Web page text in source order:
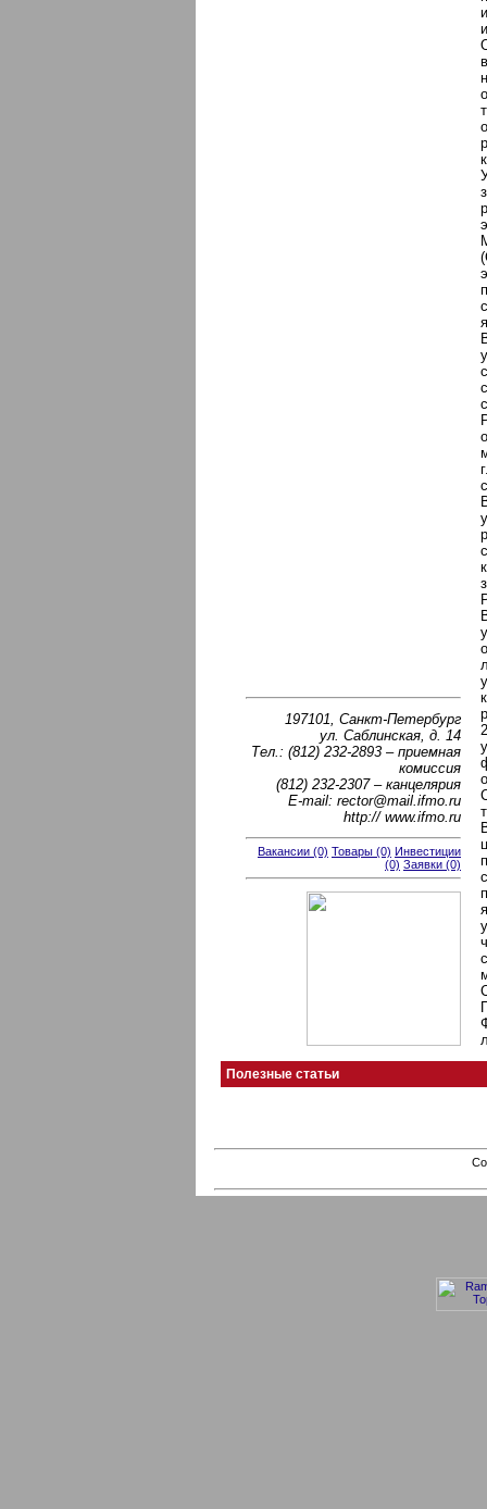
197101, Санкт-Петербург
ул. Саблинская, д. 14
Тел.: (812) 232-2893 – приемная
комиссия
(812) 232-2307 – канцелярия
E-mail: rector@mail.ifmo.ru
http:// www.ifmo.ru
Вакансии (0) Товары (0) Инвестиции
(0) Заявки (0)
Полезные статьи